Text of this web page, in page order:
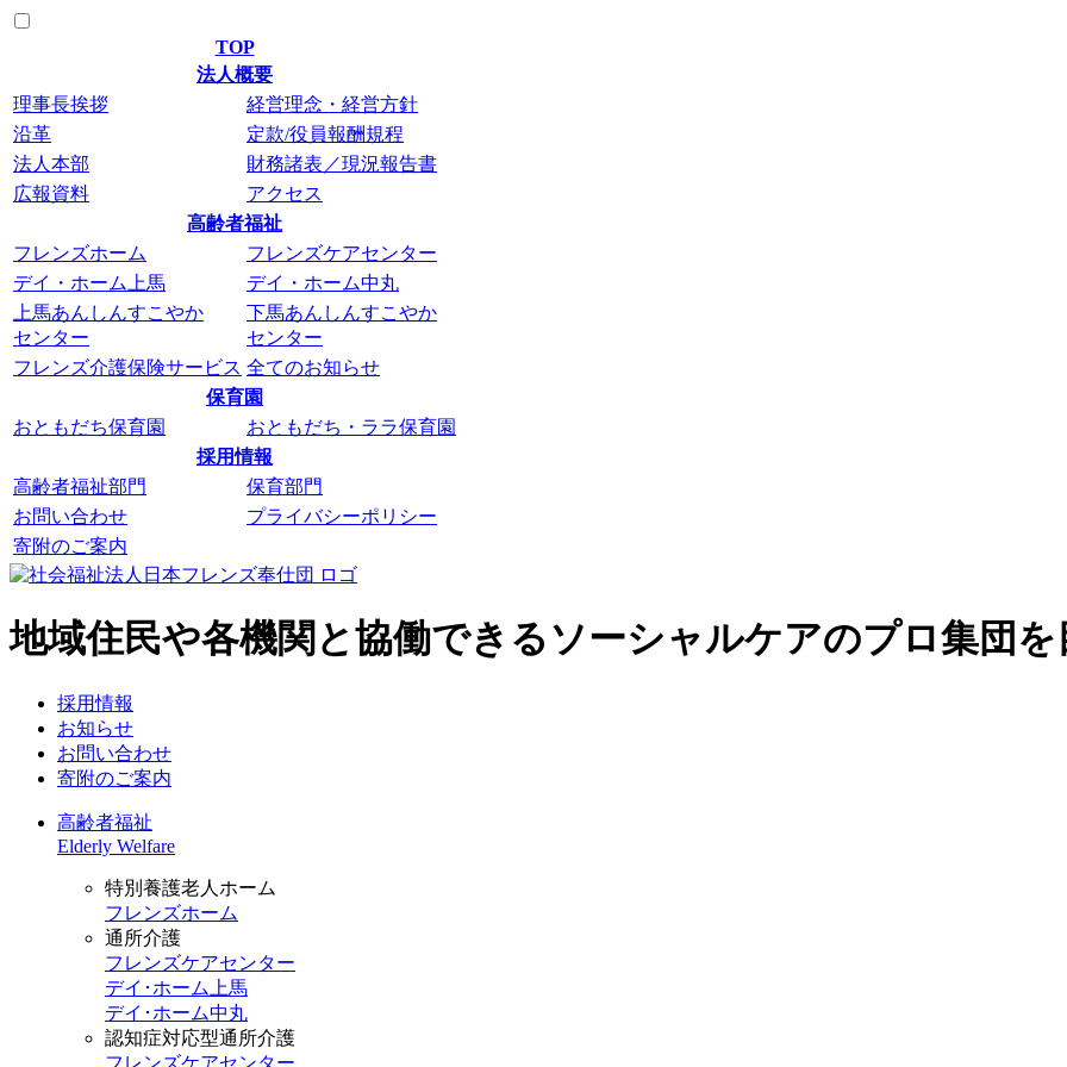
TOP
法人概要
理事長挨拶
経営理念・経営方針
沿革
定款/役員報酬規程
法人本部
財務諸表／現況報告書
広報資料
アクセス
高齢者福祉
フレンズホーム
フレンズケアセンター
デイ・ホーム上馬
デイ・ホーム中丸
上馬あんしんすこやか
センター
下馬あんしんすこやか
センター
フレンズ介護保険サービス 全てのお知らせ
保育園
おともだち保育園
おともだち・ララ保育園
採用情報
高齢者福祉部門
保育部門
お問い合わせ
プライバシーポリシー
寄附のご案内
地域住民や各機関と協働できるソーシャルケアのプロ集団を
採用情報
お知らせ
お問い合わせ
寄附のご案内
高齢者福祉
Elderly Welfare
特別養護老人ホーム
フレンズホーム
通所介護
フレンズケアセンター
デイ･ホーム上馬
デイ･ホーム中丸
認知症対応型通所介護
フレンズケアセンター